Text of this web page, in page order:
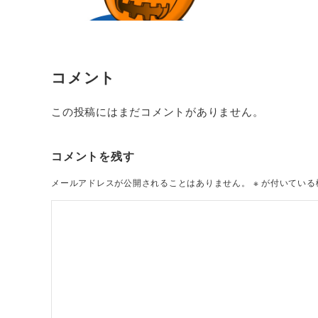
コメント
この投稿にはまだコメントがありません。
コメントを残す
メールアドレスが公開されることはありません。 ※ が付いてい